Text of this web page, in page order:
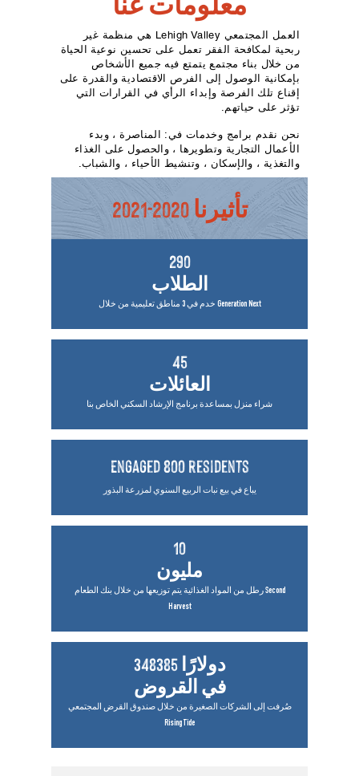
العمل المجتمعي Lehigh Valley هي منظمة غير
ربحية لمكافحة الفقر تعمل على تحسين نوعية الحياة
من خلال بناء مجتمع يتمتع فيه جميع الأشخاص
بإمكانية الوصول إلى الفرص الاقتصادية والقدرة على
إقناع تلك الفرصة وإبداء الرأي في القرارات التي
تؤثر على حياتهم.
نحن نقدم برامج وخدمات في: المناصرة ، وبدء
الأعمال التجارية وتطويرها ، والحصول على الغذاء
والتغذية ، والإسكان ، وتنشيط الأحياء ، والشباب.
تأثيرنا2020-2021
290
الطلاب
خدم في 3 مناطق تعليمية من خلال Generation Next
45
العائلات
شراء منزل بمساعدة برنامج الإرشاد السكني الخاص بنا
Engaged 800 residents
يباع في بيع نبات الربيع السنوي لمزرعة البذور
10
مليون
رطل من المواد الغذائية يتم توزيعها من خلال بنك الطعام Second
Harvest
348385 دولارًا
في القروض
صُرفت إلى الشركات الصغيرة من خلال صندوق القرض المجتمعي
Rising Tide